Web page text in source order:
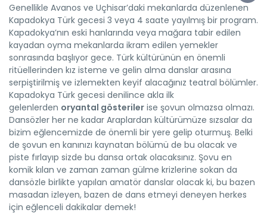
Genellikle Avanos ve Uçhisar’daki mekanlarda düzenlenen
Kapadokya Türk gecesi 3 veya 4 saate yayılmış bir program.
Kapadokya’nın eski hanlarında veya mağara tabir edilen
kayadan oyma mekanlarda ikram edilen yemekler
sonrasında başlıyor gece. Türk kültürünün en önemli
ritüellerinden kız isteme ve gelin alma danslar arasına
serpiştirilmiş ve izlemekten keyif alacağınız teatral bölümler.
Kapadokya Türk gecesi denilince akla ilk
gelenlerden oryantal gösteriler ise şovun olmazsa olmazı.
Dansözler her ne kadar Araplardan kültürümüze sızsalar da
bizim eğlencemizde de önemli bir yere gelip oturmuş. Belki
de şovun en kanınızı kaynatan bölümü de bu olacak ve
piste fırlayıp sizde bu dansa ortak olacaksınız. Şovu en
komik kılan ve zaman zaman gülme krizlerine sokan da
dansözle birlikte yapılan amatör danslar olacak ki, bu bazen
masadan izleyen, bazen de dans etmeyi deneyen herkes
için eğlenceli dakikalar demek!